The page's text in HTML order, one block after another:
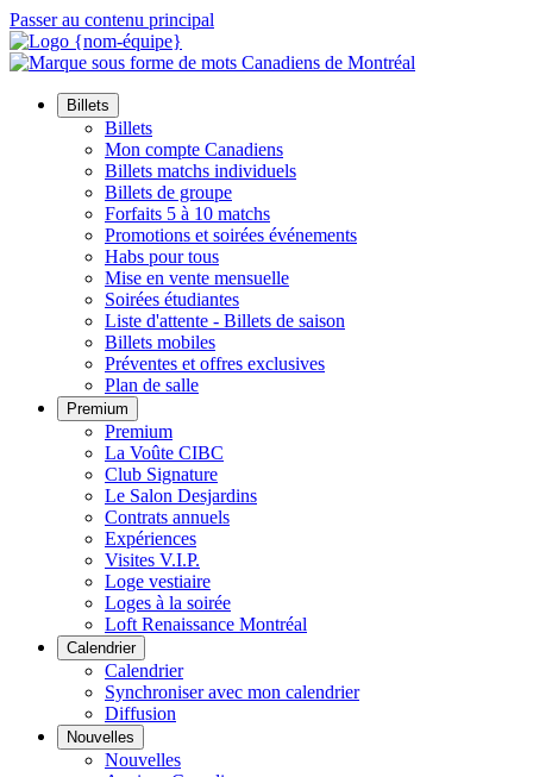
Passer au contenu principal
Billets
Billets
Mon compte Canadiens
Billets matchs individuels
Billets de groupe
Forfaits 5 à 10 matchs
Promotions et soirées événements
Habs pour tous
Mise en vente mensuelle
Soirées étudiantes
Liste d'attente - Billets de saison
Billets mobiles
Préventes et offres exclusives
Plan de salle
Premium
Premium
La Voûte CIBC
Club Signature
Le Salon Desjardins
Contrats annuels
Expériences
Visites V.I.P.
Loge vestiaire
Loges à la soirée
Loft Renaissance Montréal
Calendrier
Calendrier
Synchroniser avec mon calendrier
Diffusion
Nouvelles
Nouvelles